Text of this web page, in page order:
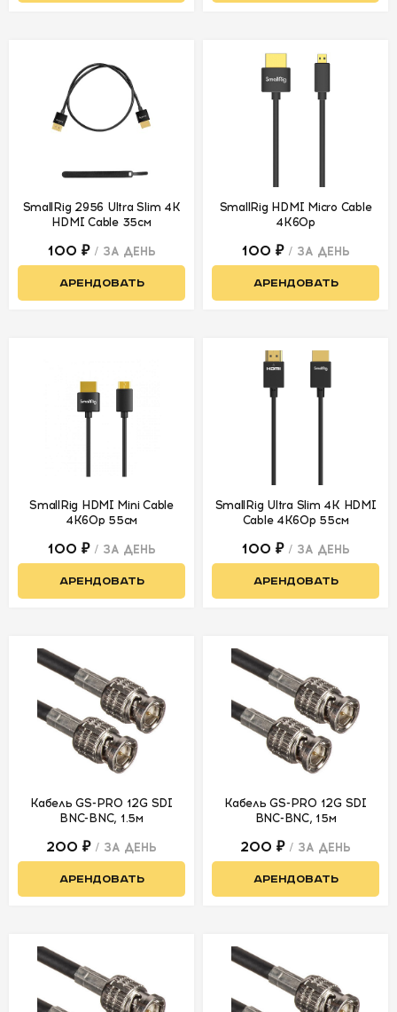
Видеосендеры
Монитор
накамерный
режиссерский
Клетки и
Видеорекордеры
Видео кабели
для онлайн-
трансляций
Операторский
Телесуфлеры
Штативные
ЗВУКОВОЕ
ОБОРУДОВАНИЕ
АКСЕССУАРЫ
ДЛЯ СЪЕМОК
ДЛЯ
МЕРОПРИЯТИЙ
АРЕНДА
СВЕТОБАЗА
SmallRig 2956 Ultra Slim 4K
HDMI Cable 35см
100 ₽ / ЗА ДЕНЬ
АРЕНДОВАТЬ
SmallRig HDMI Micro Cable
4K60p
100 ₽ / ЗА ДЕНЬ
АРЕНДОВАТЬ
SmallRig HDMI Mini Cable
4K60р 55см
100 ₽ / ЗА ДЕНЬ
АРЕНДОВАТЬ
SmallRig Ultra Slim 4K HDMI
Cable 4K60p 55см
100 ₽ / ЗА ДЕНЬ
АРЕНДОВАТЬ
Кабель GS-PRO 12G SDI
BNC-BNC, 1.5м
200 ₽ / ЗА ДЕНЬ
АРЕНДОВАТЬ
Кабель GS-PRO 12G SDI
BNC-BNC, 15м
200 ₽ / ЗА ДЕНЬ
АРЕНДОВАТЬ